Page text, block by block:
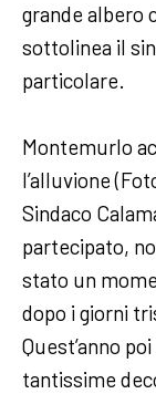
grande albero
sottolinea il
particolare.
Montemurlo
l’alluvione
Sindaco
partecipato,
stato un
dopo i giorni
Quest’anno
tantissime